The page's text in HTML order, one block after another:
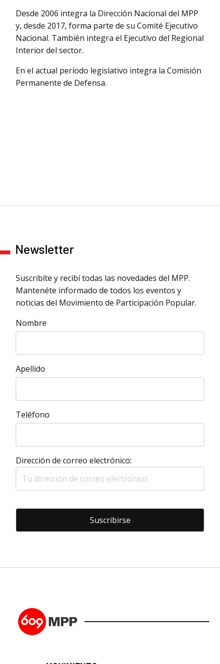
Desde 2006 integra la Dirección Nacional del MPP
y, desde 2017, forma parte de su Comité Ejecutivo
Nacional. También integra el Ejecutivo del Regional
Interior del sector.
En el actual período legislativo integra la Comisión
Permanente de Defensa.
Newsletter
Suscribíte y recibí todas las novedades del MPP.
Mantenéte informado de todos los eventos y
noticias del Movimiento de Participación Popular.
Nombre
Apellido
Teléfono
Dirección de correo electrónico: